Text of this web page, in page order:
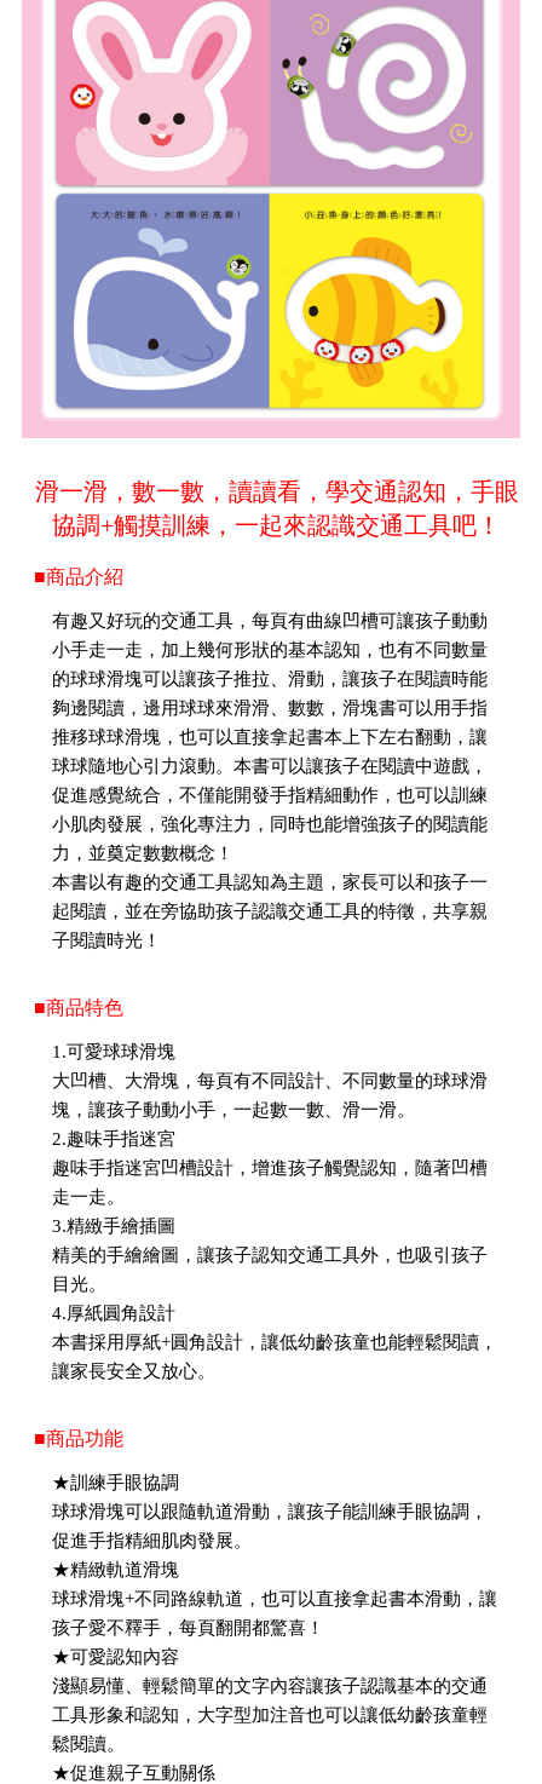
滑一滑，數一數，讀讀看，學交通認知，手眼
協調+觸摸訓練，一起來認識交通工具吧！
■商品介紹
有趣又好玩的交通工具，每頁有曲線凹槽可讓孩子動動
小手走一走，加上幾何形狀的基本認知，也有不同數量
的球球滑塊可以讓孩子推拉、滑動，讓孩子在閱讀時能
夠邊閱讀，邊用球球來滑滑、數數，滑塊書可以用手指
推移球球滑塊，也可以直接拿起書本上下左右翻動，讓
球球隨地心引力滾動。本書可以讓孩子在閱讀中遊戲，
促進感覺統合，不僅能開發手指精細動作，也可以訓練
小肌肉發展，強化專注力，同時也能增強孩子的閱讀能
力，並奠定數數概念！
本書以有趣的交通工具認知為主題，家長可以和孩子一
起閱讀，並在旁協助孩子認識交通工具的特徵，共享親
子閱讀時光！
■商品特色
1.可愛球球滑塊
大凹槽、大滑塊，每頁有不同設計、不同數量的球球滑
塊，讓孩子動動小手，一起數一數、滑一滑。
2.趣味手指迷宮
趣味手指迷宮凹槽設計，增進孩子觸覺認知，隨著凹槽
走一走。
3.精緻手繪插圖
精美的手繪繪圖，讓孩子認知交通工具外，也吸引孩子
目光。
4.厚紙圓角設計
本書採用厚紙+圓角設計，讓低幼齡孩童也能輕鬆閱讀，
讓家長安全又放心。
■商品功能
★訓練手眼協調
球球滑塊可以跟隨軌道滑動，讓孩子能訓練手眼協調，
促進手指精細肌肉發展。
★精緻軌道滑塊
球球滑塊+不同路線軌道，也可以直接拿起書本滑動，讓
孩子愛不釋手，每頁翻開都驚喜！
★可愛認知內容
淺顯易懂、輕鬆簡單的文字內容讓孩子認識基本的交通
工具形象和認知，大字型加注音也可以讓低幼齡孩童輕
鬆閱讀。
★促進親子互動關係